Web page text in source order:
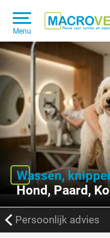
Menu
Wassen,
Hond, Paard,
Persoonlijk advies